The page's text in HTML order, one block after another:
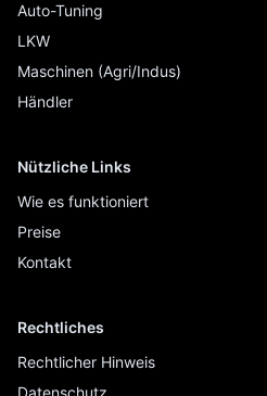
Auto-Tuning
LKW
Maschinen (Agri/Indus)
Händler
Nützliche Links
Wie es funktioniert
Preise
Kontakt
Rechtliches
Rechtlicher Hinweis